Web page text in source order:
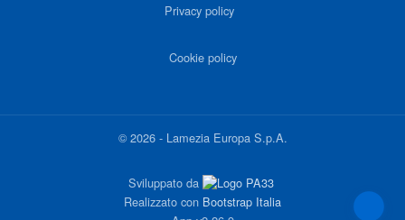
Privacy policy
Cookie policy
©2026- Lamezia Europa S.p.A.
Sviluppato da
Realizzato con Bootstrap Italia